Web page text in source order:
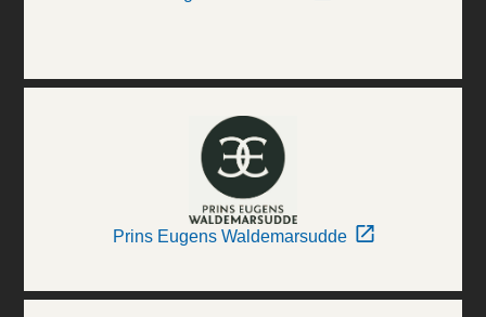
Prins Eugens Waldemarsudde